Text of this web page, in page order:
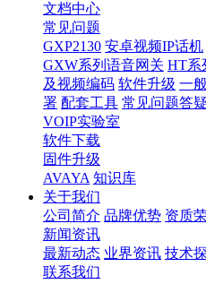
文档中心
常见问题
GXP2130 安卓视频IP话机
GXW系列语音网关 HT系
及视频编码 软件升级 一
署 配套工具 常见问题答疑
VOIP实验室
软件下载
固件升级
AVAYA 知识库
关于我们
公司简介 品牌优势 资质
新闻资讯
最新动态 业界资讯 技术
联系我们